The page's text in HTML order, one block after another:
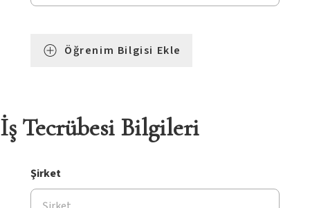
Öğrenim Bilgisi Ekle
İş Tecrübesi Bilgileri
Şirket